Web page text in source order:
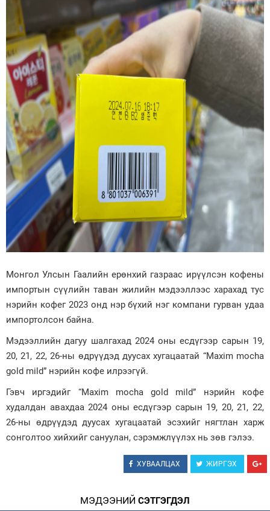
Монгол Улсын Гаалийн ерөнхий газраас ирүүлсэн кофены
импортын сүүлийн таван жилийн мэдээллээс харахад тус
нэрийн кофег 2023 онд нэр бүхий нэг компани гурван удаа
импортолсон байна.
Мэдээллийн дагуу шалгахад 2024 оны есдүгээр сарын 19,
20, 21, 22, 26-ны өдрүүдэд дуусах хугацаатай “Maxim mocha
gold mild” нэрийн кофе илрээгүй.
Гэвч иргэдийг “Maxim mocha gold mild” нэрийн кофе
худалдан авахдаа 2024 оны есдүгээр сарын 19, 20, 21, 22,
26-ны өдрүүдэд дуусах хугацаатай эсэхийг нягтлан харж
сонголтоо хийхийг сануулан, сэрэмжлүүлэх нь зөв гэлээ.
ХУВААЛЦАХ ЖИРГЭХ
МЭДЭЭНИЙ СЭТГЭГДЭЛ